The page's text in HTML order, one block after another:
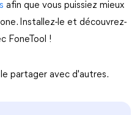
afin que vous puissiez mieux
Installez-le et découvrez-
FoneTool !
partager avec d'autres.